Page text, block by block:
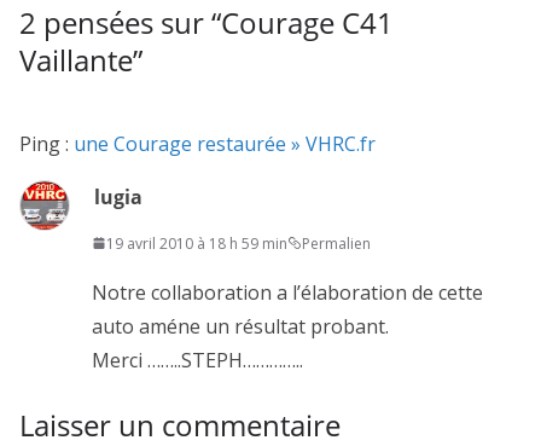
2 pensées sur “Courage C41
Vaillante”
Ping : une Courage restaurée » VHRC.fr
lugia
19 avril 2010 à 18 h 59 min Permalien
Notre collaboration a l’élaboration de cette
auto améne un résultat probant.
Merci ……..STEPH…………..
Laisser un commentaire